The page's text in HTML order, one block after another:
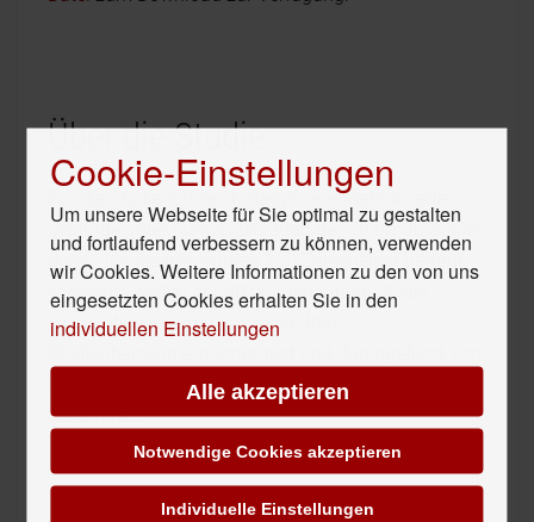
Über die Studie
Für die Studie führte Strategy& eine webbasierte
Umfrage unter Führungskräften der Pharmabranche
durch. Insgesamt wurden 150 Entscheider befragt.
In einem zweiten Schritt wurden für die Studie
Einzelinterviews mit ausgewählten
so weitere Einblicke in die Unternehmen zu
bekommen.
Cookie-Einstellungen
Um unsere Webseite für Sie optimal zu gestalten
und fortlaufend verbessern zu können, verwenden
wir Cookies. Weitere Informationen zu den von uns
eingesetzten Cookies erhalten Sie in den
individuellen Einstellungen
Alle akzeptieren
Notwendige Cookies akzeptieren
Individuelle Einstellungen